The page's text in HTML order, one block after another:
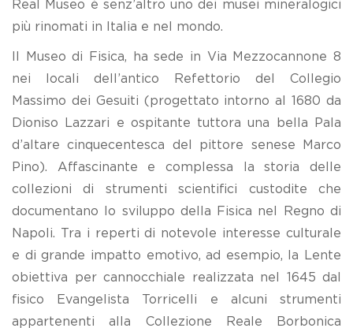
Real Museo è senz’altro uno dei musei mineralogici
più rinomati in Italia e nel mondo.
Il Museo di Fisica, ha sede in Via Mezzocannone 8
nei locali dell’antico Refettorio del Collegio
Massimo dei Gesuiti (progettato intorno al 1680 da
Dioniso Lazzari e ospitante tuttora una bella Pala
d’altare cinquecentesca del pittore senese Marco
Pino). Affascinante e complessa la storia delle
collezioni di strumenti scientifici custodite che
documentano lo sviluppo della Fisica nel Regno di
Napoli. Tra i reperti di notevole interesse culturale
e di grande impatto emotivo, ad esempio, la Lente
obiettiva per cannocchiale realizzata nel 1645 dal
fisico Evangelista Torricelli e alcuni strumenti
appartenenti alla Collezione Reale Borbonica